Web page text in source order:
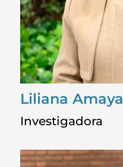
Liliana Amaya
Investigadora